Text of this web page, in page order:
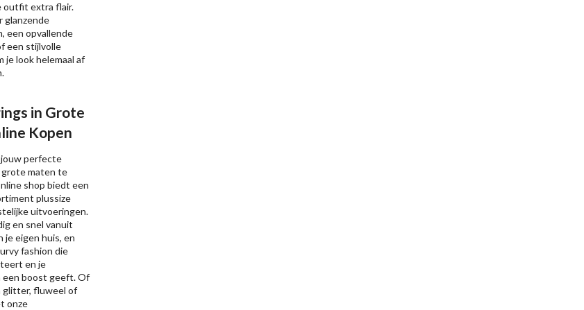
outfit extra flair.
glanzende
een opvallende
een stijlvolle
je look helemaal af
in Grote
Kopen
jouw perfecte
maten te
shop biedt een
plussize
uitvoeringen.
en snel vanuit
je eigen huis, en
fashion die
en je
boost geeft. Of
glitter, fluweel of
onze